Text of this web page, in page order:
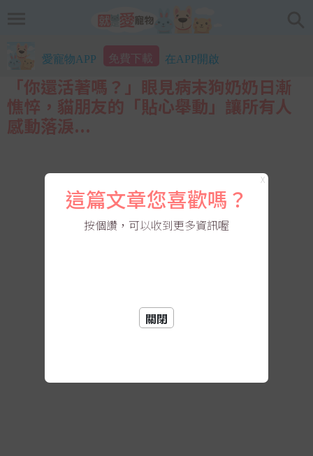
愛寵物APP 免費下載 在APP開啟
「你還活著嗎？」眼見病末狗奶奶日漸
憔悴，貓朋友的「貼心舉動」讓所有人
感動落淚...
X
這篇文章您喜歡嗎？
按個讚，可以收到更多資訊喔
關閉